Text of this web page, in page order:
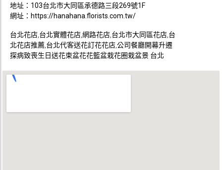
地址：103台北市大同區承德路三段269號1F
網址： https://hanahana.florists.com.tw/
台北花店,台北實體花店,網路花店,台北市大同區花店,台
北花店推薦,台北代客送花訂花花店,公司餐廳開幕升遷
探病致喪生日送花束盆花花籃盆栽花圈栽盆景 台北